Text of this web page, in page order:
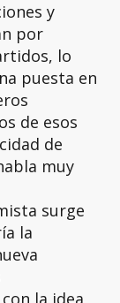
y
por
lo
puesta en
de esos
de
muy
surge
la
la idea